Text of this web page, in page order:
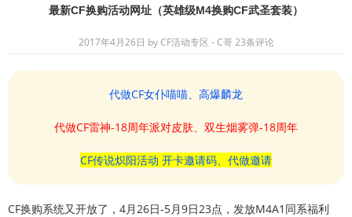
最新CF换购活动网址（英雄级M4换购CF武圣套装）
2017年4月26日 byCF活动专区 - C哥 23条评论
代做CF女仆喵喵、高爆麟龙
代做CF雷神-18周年派对皮肤、双生烟雾弹-18周年
CF传说炽阳活动 开卡邀请码、代做邀请
CF换购系统又开放了，4月26日-5月9日23点，发放M4A1同系福利